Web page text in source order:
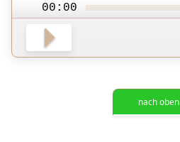
00:00
nach oben